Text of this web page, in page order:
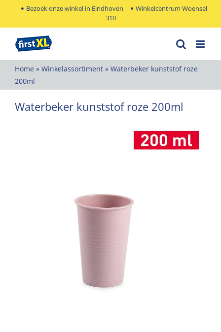
Bezoek onze winkel in Eindhoven
Winkelcentrum Woensel
310
Home » Winkelassortiment » Waterbeker kunststof roze
200ml
Waterbeker kunststof roze 200ml